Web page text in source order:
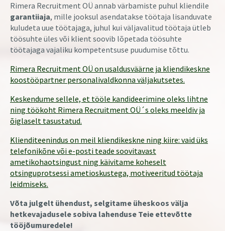
Rimera Recruitment OÜ annab värbamiste puhul kliendile
garantiiaja, mille jooksul asendatakse töötaja lisanduvate
kuludeta uue töötajaga, juhul kui väljavalitud töötaja ütleb
töösuhte üles või klient soovib lõpetada töösuhte
töötajaga vajaliku kompetentsuse puudumise tõttu.
Rimera Recruitment OÜ on usaldusväärne ja kliendikeskne
koostööpartner personalivaldkonna väljakutsetes.
Keskendume sellele, et tööle kandideerimine oleks lihtne
ning töökoht Rimera Recruitment OÜ´s oleks meeldiv ja
õiglaselt tasustatud.
Klienditeenindus on meil kliendikeskne ning kiire: vaid üks
telefonikõne või e-posti teade soovitavast
ametikohaotsingust ning käivitame koheselt
otsinguprotsessi ametioskustega, motiveeritud töötaja
leidmiseks.
Võta julgelt ühendust, selgitame üheskoos välja
hetkevajadusele sobiva lahenduse Teie ettevõtte
tööjõumuredele!